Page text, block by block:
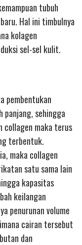
tubuh
Hal ini timbulnya
kolagen
sel-sel kulit.
pembentukan
panjang, sehingga
collagen maka terus
terbentuk.
maka collagen
satu sama lain
kapasitas
keilangan
penurunan volume
cairan tersebut
dan